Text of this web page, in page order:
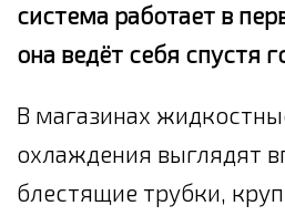
система работает в
она ведёт себя спустя
В магазинах
охлаждения выглядят
блестящие трубки,